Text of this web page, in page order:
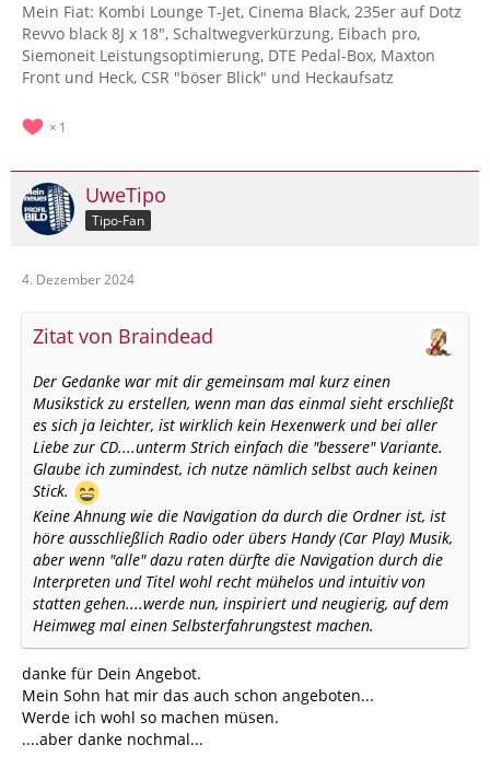
Mein Fiat: Kombi Lounge T-Jet, Cinema Black, 235er auf Dotz
Revvo black 8J x 18", Schaltwegverkürzung, Eibach pro,
Siemoneit Leistungsoptimierung, DTE Pedal-Box, Maxton
Front und Heck, CSR "böser Blick" und Heckaufsatz
1
UweTipo
Tipo-Fan
4. Dezember 2024
Zitat von Braindead
Der Gedanke war mit dir gemeinsam mal kurz einen
Musikstick zu erstellen, wenn man das einmal sieht erschließt
es sich ja leichter, ist wirklich kein Hexenwerk und bei aller
Liebe zur CD....unterm Strich einfach die "bessere" Variante.
Glaube ich zumindest, ich nutze nämlich selbst auch keinen
Stick.
Keine Ahnung wie die Navigation da durch die Ordner ist, ist
höre ausschließlich Radio oder übers Handy (Car Play) Musik,
aber wenn "alle" dazu raten dürfte die Navigation durch die
Interpreten und Titel wohl recht mühelos und intuitiv von
statten gehen....werde nun, inspiriert und neugierig, auf dem
Heimweg mal einen Selbsterfahrungstest machen.
danke für Dein Angebot.
Mein Sohn hat mir das auch schon angeboten...
Werde ich wohl so machen müsen.
....aber danke nochmal...